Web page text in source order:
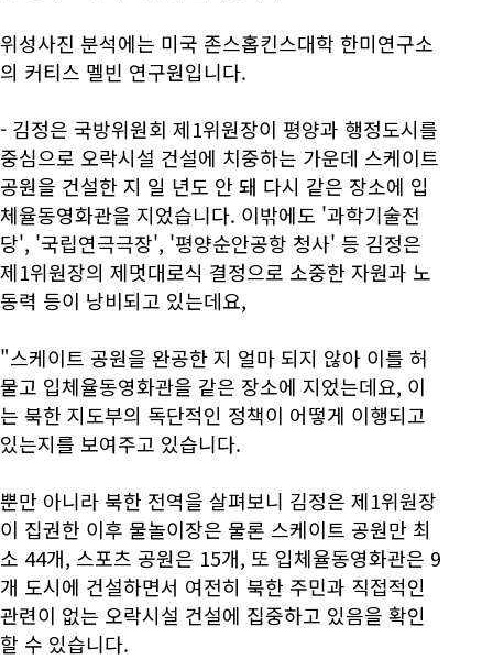
위성사진 분석에는 미국 존스홉킨스대학 한미연구소
의 커티스 멜빈 연구원입니다.
- 김정은 국방위원회 제1위원장이 평양과 행정도시를
중심으로 오락시설 건설에 치중하는 가운데 스케이트
공원을 건설한 지 일 년도 안 돼 다시 같은 장소에 입
체율동영화관을 지었습니다. 이밖에도 '과학기술전
당', '국립연극극장', '평양순안공항 청사' 등 김정은
제1위원장의 제멋대로식 결정으로 소중한 자원과 노
동력 등이 낭비되고 있는데요,
"스케이트 공원을 완공한 지 얼마 되지 않아 이를 허
물고 입체율동영화관을 같은 장소에 지었는데요, 이
는 북한 지도부의 독단적인 정책이 어떻게 이행되고
있는지를 보여주고 있습니다.
뿐만 아니라 북한 전역을 살펴보니 김정은 제1위원장
이 집권한 이후 물놀이장은 물론 스케이트 공원만 최
소 44개, 스포츠 공원은 15개, 또 입체율동영화관은 9
개 도시에 건설하면서 여전히 북한 주민과 직접적인
관련이 없는 오락시설 건설에 집중하고 있음을 확인
할 수 있습니다.